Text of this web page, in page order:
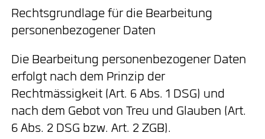
Rechtsgrundlage für die Bearbeitung
personenbezogener Daten
Die Bearbeitung personenbezogener Daten
erfolgt nach dem Prinzip der
Rechtmässigkeit (Art. 6 Abs. 1 DSG) und
nach dem Gebot von Treu und Glauben (Art.
6 Abs. 2 DSG bzw. Art. 2 ZGB).